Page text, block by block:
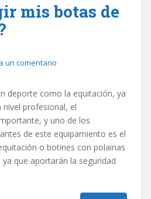
mis botas de
un comentario
deporte como la equitación, ya
profesional, el
y uno de los
de este equipamiento es el
o botines con polainas
que aportarán la seguridad